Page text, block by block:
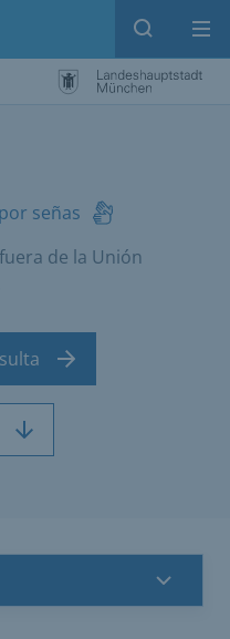
Open
señas
de la Unión